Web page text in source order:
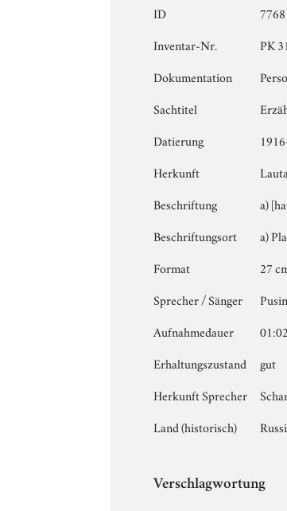
ID
7768
Inventar-Nr.
PK
Dokumentation
Sachtitel
Datierung
Herkunft
Beschriftung
a)
Beschriftungsort
a)
Format
27
Sprecher / Sänger
Aufnahmedauer
Erhaltungszustand
gut
Herkunft Sprecher
Land (historisch)
Verschlagwortung